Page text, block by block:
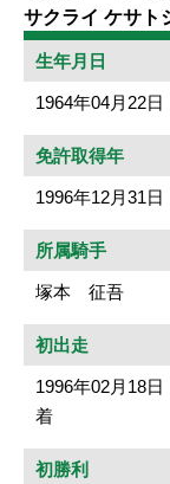
サクライ ケサト
生年月日
1964年04月22日
免許取得年
1996年12月31日
所属騎手
塚本 征吾
初出走
1996年02月18
着
初勝利